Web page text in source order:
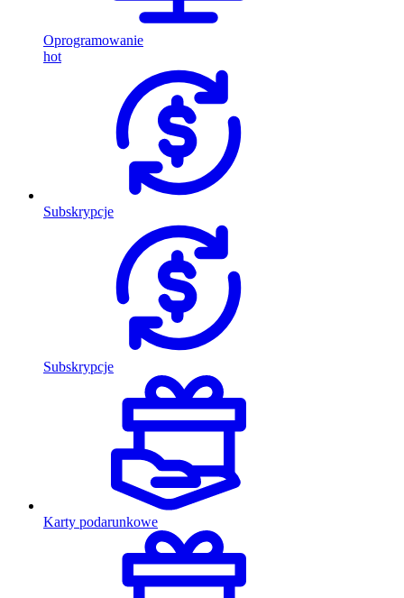
Oprogramowanie
hot
Subskrypcje
Subskrypcje
Karty podarunkowe